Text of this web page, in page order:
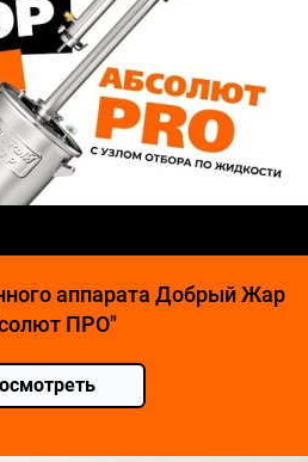
аппарата Добрый Жар
ПРО"